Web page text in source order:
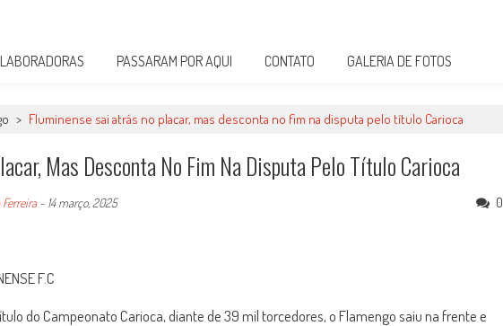
PASSARAM POR AQUI CONTATO GALERIA DE FOTOS
> Fluminense sai atrás no placar, mas desconta no fim na disputa pelo título Carioca
Mas Desconta No Fim Na Disputa Pelo Título Carioca
- 14 março, 2025 0
F.C
do Campeonato Carioca, diante de 39 mil torcedores, o Flamengo saiu na frente e